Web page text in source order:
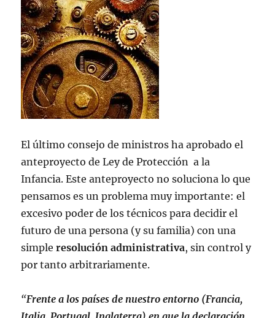
El último consejo de ministros ha aprobado el
anteproyecto de Ley de Protección a la
Infancia. Este anteproyecto no soluciona lo que
pensamos es un problema muy importante: el
excesivo poder de los técnicos para decidir el
futuro de una persona (y su familia) con una
simpleresolución administrativa, sin control y
por tanto arbitrariamente.
“Frente a los países de nuestro entorno (Francia,